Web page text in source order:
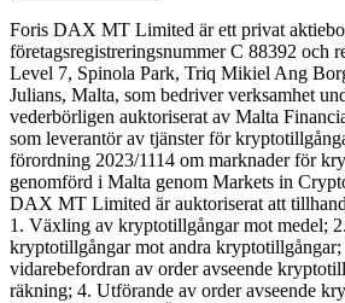
Foris DAX MT Limited är ett privat
företagsregistreringsnummer C 88392 och
Level 7, Spinola Park, Triq Mikiel Ang
Julians, Malta, som bedriver verksamhet
vederbörligen auktoriserat av Malta
som leverantör av tjänster för
förordning 2023/1114 om marknader för
genomförd i Malta genom Markets in
DAX MT Limited är auktoriserat att
1. Växling av kryptotillgångar mot medel;
kryptotillgångar mot andra
vidarebefordran av order avseende
räkning; 4. Utförande av order avseende